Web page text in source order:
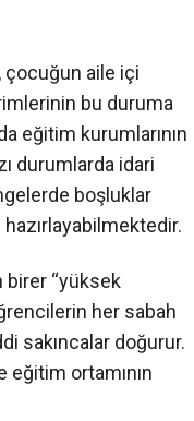
çocuğun aile içi
bu duruma
eğitim kurumlarının
durumlarda idari
boşluklar
birer “yüksek
her sabah
sakıncalar doğurur.
eğitim ortamının